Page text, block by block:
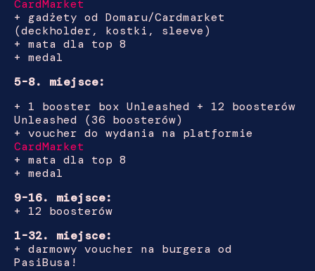
CardMarket
+ gadżety od Domaru/Cardmarket
(deckholder, kostki, sleeve)
+ mata dla top 8
+ medal
5-8. miejsce:
+ 1 booster box Unleashed + 12 boosterów
Unleashed (36 boosterów)
+ voucher do wydania na platformie
CardMarket
+ mata dla top 8
+ medal
9-16. miejsce:
+ 12 boosterów
1-32. miejsce:
+ darmowy voucher na burgera od
PasiBusa!